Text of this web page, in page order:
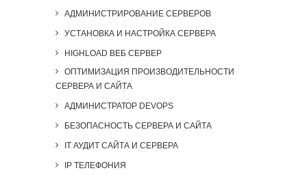
АДМИНИСТРИРОВАНИЕ СЕРВЕРОВ
УСТАНОВКА И НАСТРОЙКА СЕРВЕРА
HIGHLOAD ВЕБ СЕРВЕР
ОПТИМИЗАЦИЯ ПРОИЗВОДИТЕЛЬНОСТИ
СЕРВЕРА И САЙТА
АДМИНИСТРАТОР DEVOPS
БЕЗОПАСНОСТЬ СЕРВЕРА И САЙТА
IT АУДИТ САЙТА И СЕРВЕРА
IP ТЕЛЕФОНИЯ